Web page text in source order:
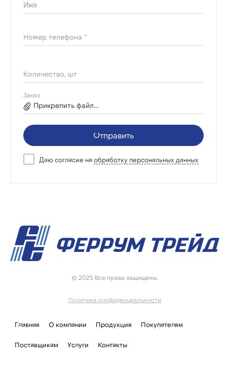
Имя
Номер телефона *
Количество, шт
Заказ
Прикрепить файл...
Отправить
Даю согласие на обработку персональных данных
© 2025 Все права защищены.
Политика конфиденциальности
Главная О компании Продукция Покупателям
Поставщикам Услуги Контакты